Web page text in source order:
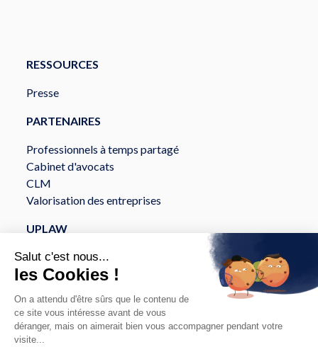
RESSOURCES
Presse
PARTENAIRES
Professionnels à temps partagé
Cabinet d'avocats
CLM
Valorisation des entreprises
UPLAW
À propos
Services
API et intégration